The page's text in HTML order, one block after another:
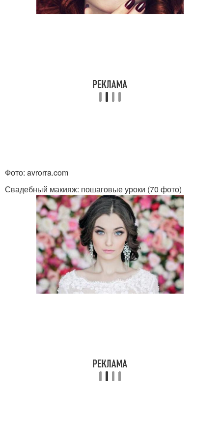
Фото: avrorra.com
Свадебный макияж: пошаговые уроки (70 фото)